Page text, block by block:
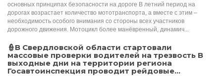
основных принципах безопасности на дороге В летний период на
дорогах возрастает количество мототранспорта, а вместе с этим –
необходимость особого внимания со стороны всех участников
дорожного движения. Мотоцикл более манёвренный, динамич...
👮В Свердловской области стартовали
массовые проверки водителей на трезвость В
выходные дни на территории региона
Госавтоинспекция проводит рейдовые...